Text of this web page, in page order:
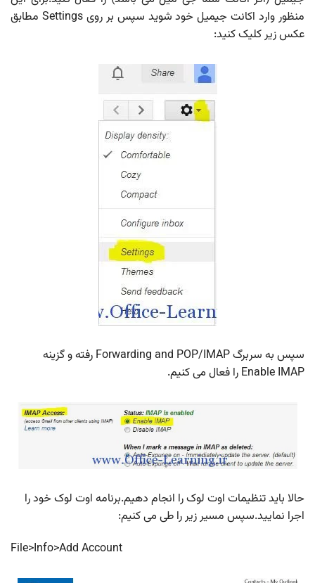
منظور وارد اکانت جیمیل خود شوید سپس بر روی Settings مطابق
عکس زیر کلیک کنید:
سپس به سربرگ Forwarding and POP/IMAP رفته و گزینه
Enable IMAP را فعال می کنیم.
حالا باید تنظیمات اوت لوک را انجام دهیم.برنامه اوت لوک خود را
اجرا نمایید.سپس مسیر زیر را طی می کنیم:
File>Info>Add Account